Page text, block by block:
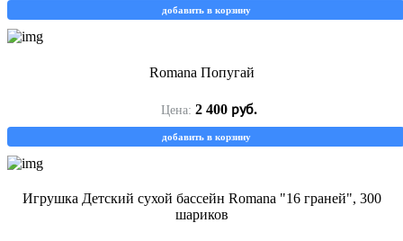
добавить в корзину
Romana Попугай
Цена: 2 400 руб.
добавить в корзину
Игрушка Детский сухой бассейн Romana "16 граней", 300
шариков